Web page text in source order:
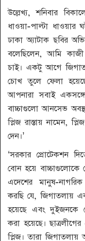
উল্লেখ্য, শনিবার
ধাওয়া-পাল্টা ধাওয়ার
ঢাকা অ্যাটাক ছবির
বলেছিলেন, আমি
চাই। একটু আগে
চোখ তুলে ফেলা
আপনারা সবাই
বাচ্চাগুলো আনসেভ
প্লিজ রাস্তায় নামেন,
দেন।’
‘সরকার প্রোটেকশন
বোন হয়ে বাচ্চাগুলোকে
এদেশের মানুষ-
করছি যে, জিগাতলায়
হয়েছে এবং দুইজনকে
করা হয়েছে।
প্লিজ। তারা জিগাতলায়